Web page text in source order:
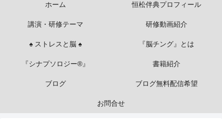
ホーム 恒松伴典プロフィール
講演・研修テーマ 研修動画紹介
♠ ストレスと脳 ♠ 『脳チング』とは
『シナプソロジー®』 書籍紹介
ブログ ブログ無料配信希望
お問合せ